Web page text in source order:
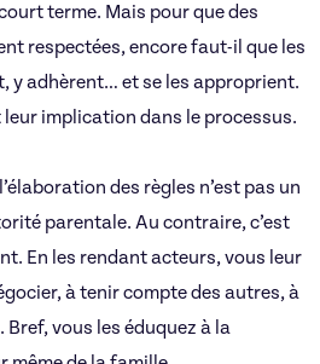
terme. Mais pour que des
respectées, encore faut-il que les
y adhèrent… et se les approprient.
leur implication dans le processus.
des règles n’est pas un
parentale. Au contraire, c’est
En les rendant acteurs, vous leur
à tenir compte des autres, à
vous les éduquez à la